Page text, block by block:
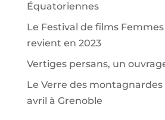
Équatoriennes
Le Festival de films
revient en 2023
Vertiges persans, un
Le Verre des
avril à Grenoble